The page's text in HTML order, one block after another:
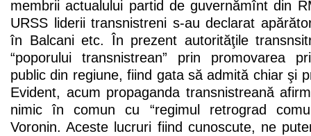
membrii actualului partid de guvernămînt din
URSS liderii transnistreni s-au declarat
în Balcani etc. În prezent autorităţile
“poporului transnistrean” prin promovarea
public din regiune, fiind gata să admită chiar şi
Evident, acum propaganda transnistreană
nimic în comun cu “regimul retrograd
Voronin. Aceste lucruri fiind cunoscute, ne